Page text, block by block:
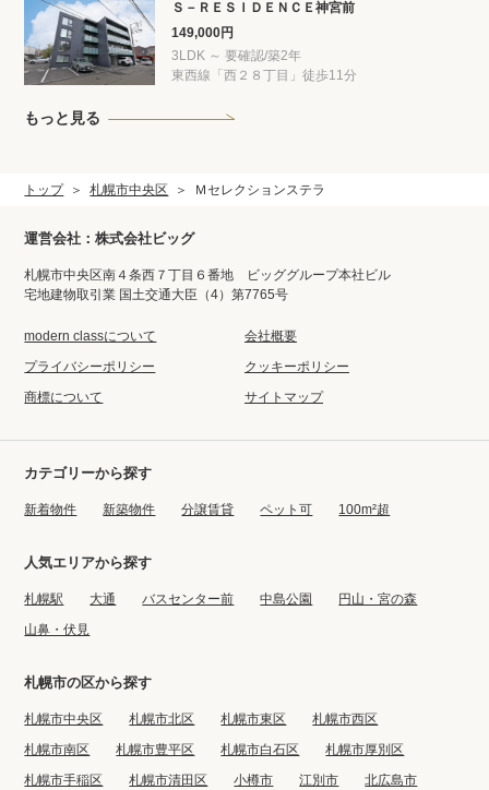
Ｓ－ＲＥＳＩＤＥＮＣＥ神宮前
149,000円
3LDK ～ 要確認/築2年
東西線「西２８丁目」徒歩11分
もっと見る
トップ 札幌市中央区 Ｍセレクションステラ
運営会社：株式会社ビッグ
札幌市中央区南４条西７丁目６番地 ビッググループ本社ビル
宅地建物取引業 国土交通大臣（4）第7765号
modern classについて
会社概要
プライバシーポリシー
クッキーポリシー
商標について
サイトマップ
カテゴリーから探す
新着物件 新築物件 分譲賃貸 ペット可 100m²超
人気エリアから探す
札幌駅 大通 バスセンター前 中島公園
円山・宮の森
山鼻・伏見
札幌市の区から探す
札幌市中央区 札幌市北区 札幌市東区
札幌市西区
札幌市南区
札幌市豊平区 札幌市白石区
札幌市厚別区
札幌市手稲区
札幌市清田区 小樽市 江別市
北広島市